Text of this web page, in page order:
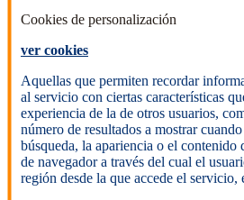
Cookies de personalización
ver cookies
Aquellas que permiten recordar
al servicio con ciertas características
experiencia de la de otros usuarios,
número de resultados a mostrar
búsqueda, la apariencia o el
de navegador a través del cual el
región desde la que accede el servicio,